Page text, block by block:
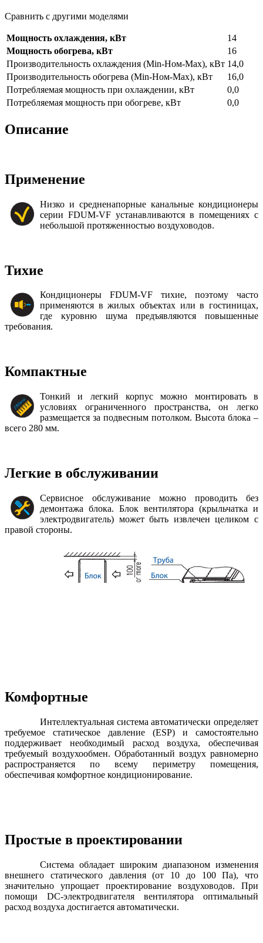
Сравнить с другими моделями
Мощность охлаждения, кВт
14
Мощность обогрева, кВт
16
Производительность охлаждения (Min-Ном-Max), кВт 14,0
Производительность обогрева (Min-Ном-Max), кВт
16,0
Потребляемая мощность при охлаждении, кВт
0,0
Потребляемая мощность при обогреве, кВт
0,0
Описание
Применение
Низко и средненапорные канальные кондиционеры
серии FDUM-VF устанавливаются в помещениях с
небольшой протяженностью воздуховодов.
Тихие
Кондиционеры FDUM-VF тихие, поэтому часто
применяются в жилых объектах или в гостиницах,
где куровню шума предъявляются повышенные
требования.
Компактные
Тонкий и легкий корпус можно монтировать в
условиях ограниченного пространства, он легко
размещается за подвесным потолком. Высота блока –
всего 280 мм.
Легкие в обслуживании
Сервисное обслуживание можно проводить без
демонтажа блока. Блок вентилятора (крыльчатка и
электродвигатель) может быть извлечен целиком с
правой стороны.
Комфортные
Интеллектуальная система автоматически определяет
требуемое статическое давление (ESP) и самостоятельно
поддерживает необходимый расход воздуха, обеспечивая
требуемый воздухообмен. Обработанный воздух равномерно
распространяется по всему периметру помещения,
обеспечивая комфортное кондиционирование.
Простые в проектировании
Система обладает широким диапазоном изменения
внешнего статического давления (от 10 до 100 Па), что
значительно упрощает проектирование воздуховодов. При
помощи DC-электродвигателя вентилятора оптимальный
расход воздуха достигается автоматически.